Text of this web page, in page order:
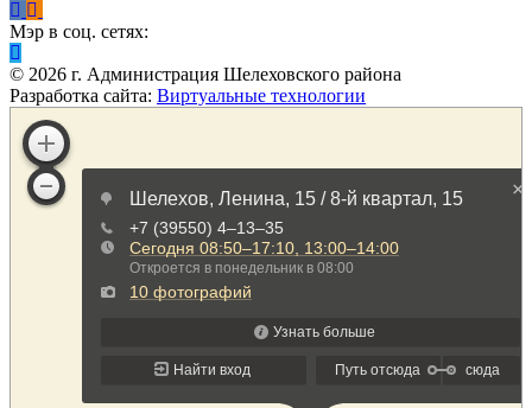
Мэр в соц. сетях:
© 2026 г. Администрация Шелеховского района
Разработка сайта: Виртуальные технологии